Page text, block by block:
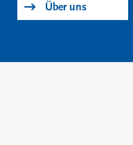
Über uns